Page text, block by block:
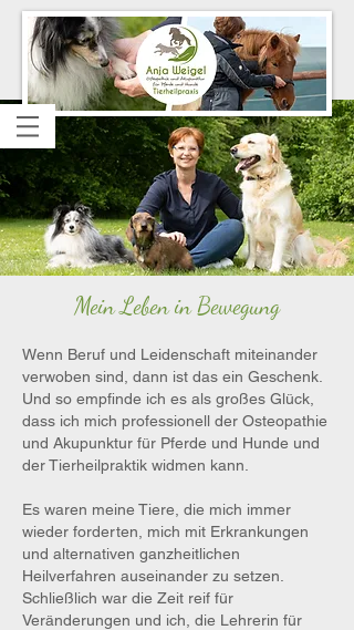
Mein Leben in Bewegung
Wenn Beruf und Leidenschaft miteinander
verwoben sind, dann ist das ein Geschenk.
Und so empfinde ich es als großes Glück,
dass ich mich professionell der Osteopathie
und Akupunktur für Pferde und Hunde und
der Tierheilpraktik widmen kann.
Es waren meine Tiere, die mich immer
wieder forderten, mich mit Erkrankungen
und alternativen ganzheitlichen
Heilverfahren auseinander zu setzen.
Schließlich war die Zeit reif für
Veränderungen und ich, die Lehrerin für